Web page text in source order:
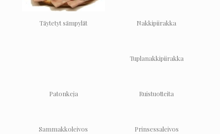
Täytetyt sämpylät Nakkipiirakka
Tuplanakkipiirakka
Patonkeja Ruistuotteita
Sammakkoleivos Prinsessaleivos